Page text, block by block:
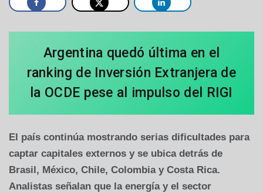
Argentina quedó última en el
ranking de Inversión Extranjera de
la OCDE pese al impulso del RIGI
El país continúa mostrando serias dificultades para
captar capitales externos y se ubica detrás de
Brasil, México, Chile, Colombia y Costa Rica.
Analistas señalan que la energía y el sector